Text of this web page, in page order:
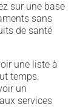
sur une base
sans
de santé
une liste à
temps.
un
services